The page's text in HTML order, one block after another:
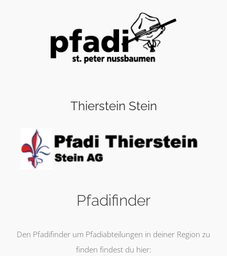
Thierstein Stein
Pfadifinder
Den Pfadifinder um Pfadiabteilungen in deiner Region zu
finden findest du hier: